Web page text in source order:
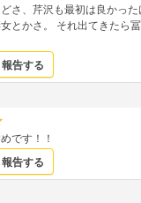
さ、芹沢も最初は良かっ
とかさ。 それ出てきたら
概だし、それなら彼とやり
て最初は良くてもいつか飽
報告する
です！！
報告する